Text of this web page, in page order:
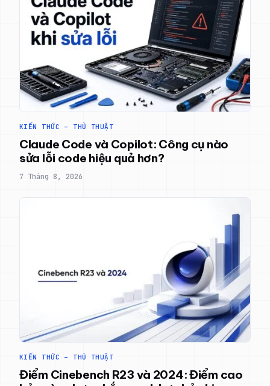
KIẾN THỨC – THỦ THUẬT
Claude Code và Copilot: Công cụ nào
sửa lỗi code hiệu quả hơn?
7 Tháng 8, 2026
KIẾN THỨC – THỦ THUẬT
Điểm Cinebench R23 và 2024: Điểm cao